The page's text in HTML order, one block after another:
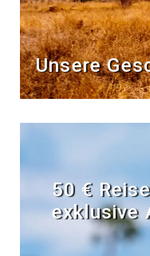
Unsere
50 €
exklusive